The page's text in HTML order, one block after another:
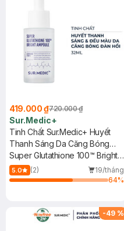
419.000 ₫720.000 ₫
Sur.Medic+
Tinh Chất Sur.Medic+ Huyết
Thanh Sáng Da Căng Bóng
32ml
Super Glutathione 100™ Bright
Ampoule
5.0 (2)
19/tháng
64%
-49 %